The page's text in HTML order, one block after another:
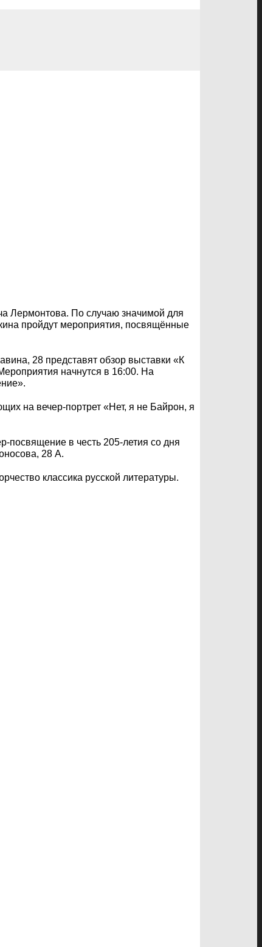
Лермонтова. По случаю значимой для
пройдут мероприятия, посвящённые
28 представят обзор выставки «К
начнутся в 16:00. На
на вечер-портрет «Нет, я не Байрон, я
в честь 205-летия со дня
28 А.
классика русской литературы.